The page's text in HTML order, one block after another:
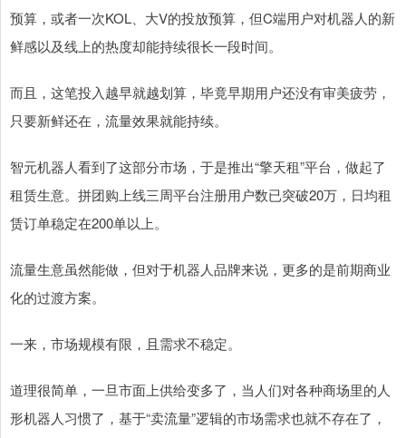
预算，或者一次KOL、大V的投放预算，但C端用户对机器人的新
鲜感以及线上的热度却能持续很长一段时间。
而且，这笔投入越早就越划算，毕竟早期用户还没有审美疲劳，
只要新鲜还在，流量效果就能持续。
智元机器人看到了这部分市场，于是推出“擎天租”平台，做起了
租赁生意。拼团购上线三周平台注册用户数已突破20万，日均租
赁订单稳定在200单以上。
流量生意虽然能做，但对于机器人品牌来说，更多的是前期商业
化的过渡方案。
一来，市场规模有限，且需求不稳定。
道理很简单，一旦市面上供给变多了，当人们对各种商场里的人
形机器人习惯了，基于“卖流量”逻辑的市场需求也就不存在了，